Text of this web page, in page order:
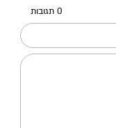
0 תגובות